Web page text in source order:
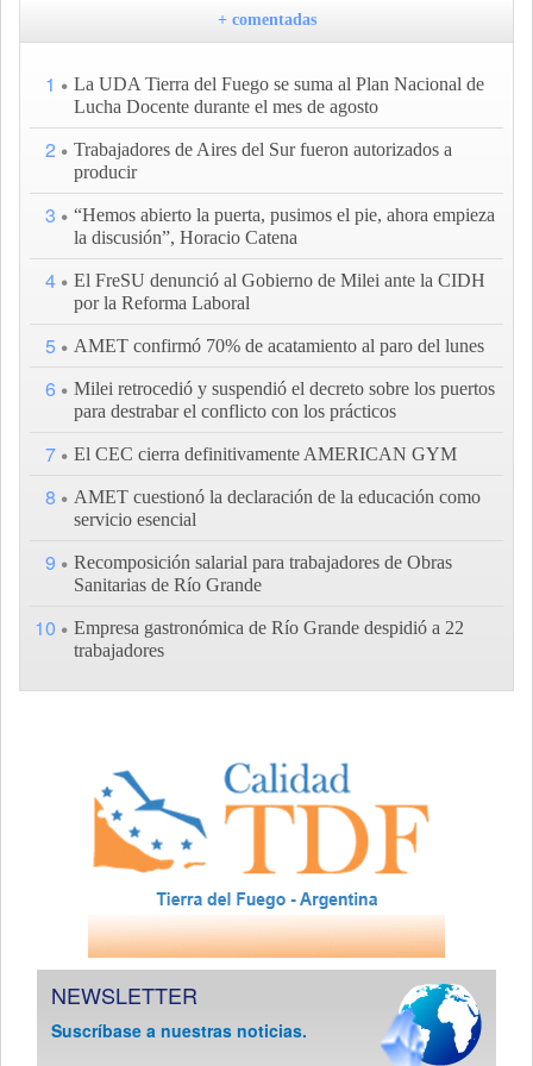
+ comentadas
1
La UDA Tierra del Fuego se suma al Plan Nacional de
Lucha Docente durante el mes de agosto
2
Trabajadores de Aires del Sur fueron autorizados a
producir
3
“Hemos abierto la puerta, pusimos el pie, ahora empieza
la discusión”, Horacio Catena
4
El FreSU denunció al Gobierno de Milei ante la CIDH
por la Reforma Laboral
5 AMET confirmó 70% de acatamiento al paro del lunes
6
Milei retrocedió y suspendió el decreto sobre los puertos
para destrabar el conflicto con los prácticos
7 El CEC cierra definitivamente AMERICAN GYM
8
AMET cuestionó la declaración de la educación como
servicio esencial
9
Recomposición salarial para trabajadores de Obras
Sanitarias de Río Grande
10
Empresa gastronómica de Río Grande despidió a 22
trabajadores
NEWSLETTER
Suscríbase a nuestras noticias.